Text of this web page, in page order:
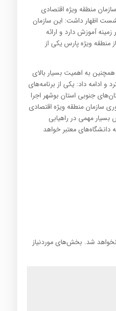
منطقه ویژه اقتصادی
اظهار داشت: این سازمان
آموزش دارد و ارائه
منطقه ویژه پارس یکی از
به اهمیت بسیار بالای
ادامه داد: یکی از برنامه‌های
جنوبی استان بوشهر اجرا
سازمان منطقه ویژه اقتصادی
مهمی در راهیابی
دانشگاه‌های معتبر خواهد
شد. بخش‌های موردنیاز